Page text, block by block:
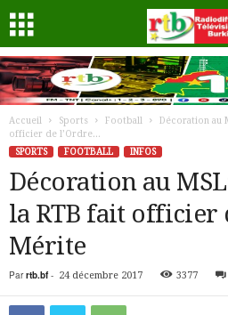
Accueil Sports Football
Décoration au
officier de l’Ordre...
SPORTS
FOOTBALL INFOS
Décoration au
la RTB fait officier
Mérite
Par rtb.bf- 24 décembre 2017 3377